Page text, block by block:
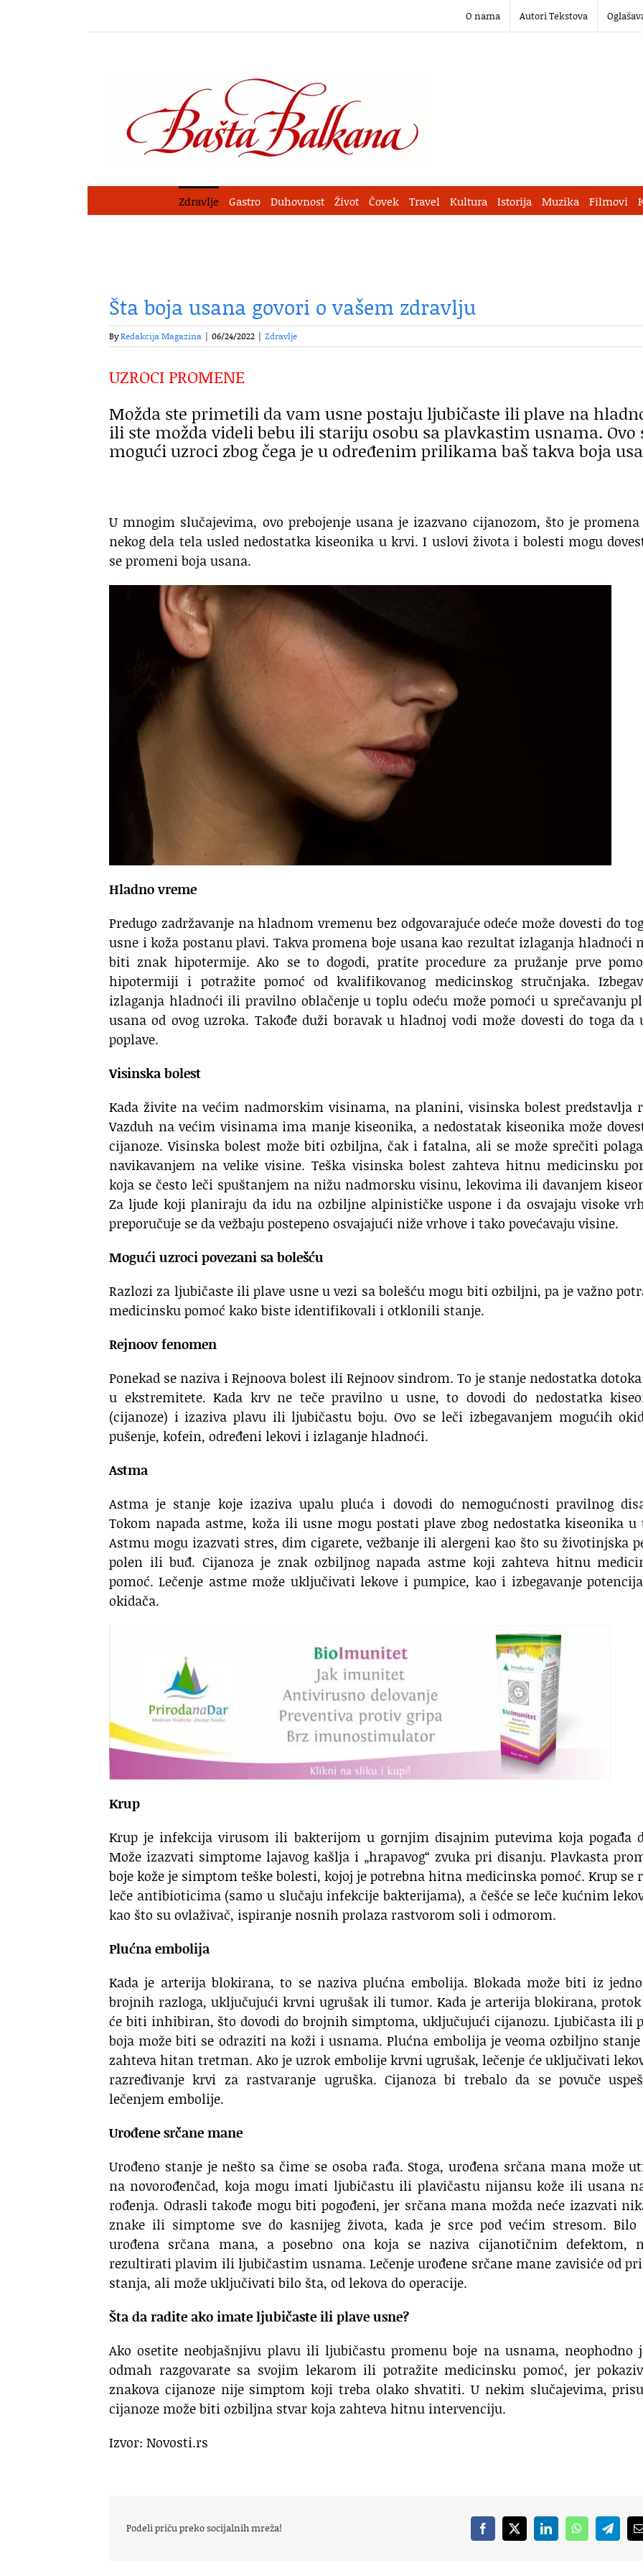
O nama Autori Tekstova
Zdravlje Gastro Duhovnost Život Čovek Travel Kultura Istorija Muzika Filmovi
Šta boja usana govori o vašem zdravlju
ByRedakcija Magazina | 06/24/2022 | Zdravlje
UZROCI PROMENE
Možda ste primetili da vam usne postaju ljubičaste ili plave na
ili ste možda videli bebu ili stariju osobu sa plavkastim usnama. Ovo
mogući uzroci zbog čega je u određenim prilikama baš takva boja
U mnogim slučajevima, ovo prebojenje usana je izazvano cijanozom, što je promena
nekog dela tela usled nedostatka kiseonika u krvi. I uslovi života i bolesti mogu
se promeni boja usana.
Hladno vreme
Predugo zadržavanje na hladnom vremenu bez odgovarajuće odeće može dovesti do
usne i koža postanu plavi. Takva promena boje usana kao rezultat izlaganja hladnoći
biti znak hipotermije. Ako se to dogodi, pratite procedure za pružanje prve
hipotermiji i potražite pomoć od kvalifikovanog medicinskog stručnjaka.
izlaganja hladnoći ili pravilno oblačenje u toplu odeću može pomoći u sprečavanju
usana od ovog uzroka. Takođe duži boravak u hladnoj vodi može dovesti do toga da
poplave.
Visinska bolest
Kada živite na većim nadmorskim visinama, na planini, visinska bolest predstavlja
Vazduh na većim visinama ima manje kiseonika, a nedostatak kiseonika može
cijanoze. Visinska bolest može biti ozbiljna, čak i fatalna, ali se može sprečiti
navikavanjem na velike visine. Teška visinska bolest zahteva hitnu medicinsku
koja se često leči spuštanjem na nižu nadmorsku visinu, lekovima ili davanjem
Za ljude koji planiraju da idu na ozbiljne alpinističke uspone i da osvajaju visoke
preporučuje se da vežbaju postepeno osvajajući niže vrhove i tako povećavaju visine.
Mogući uzroci povezani sa bolešću
Razlozi za ljubičaste ili plave usne u vezi sa bolešću mogu biti ozbiljni, pa je važno
medicinsku pomoć kako biste identifikovali i otklonili stanje.
Rejnoov fenomen
Ponekad se naziva i Rejnoova bolest ili Rejnoov sindrom. To je stanje nedostatka
u ekstremitete. Kada krv ne teče pravilno u usne, to dovodi do nedostatka
(cijanoze) i izaziva plavu ili ljubičastu boju. Ovo se leči izbegavanjem mogućih
pušenje, kofein, određeni lekovi i izlaganje hladnoći.
Astma
Astma je stanje koje izaziva upalu pluća i dovodi do nemogućnosti pravilnog
Tokom napada astme, koža ili usne mogu postati plave zbog nedostatka kiseonika u
Astmu mogu izazvati stres, dim cigarete, vežbanje ili alergeni kao što su životinjska
polen ili buđ. Cijanoza je znak ozbiljnog napada astme koji zahteva hitnu
pomoć. Lečenje astme može uključivati lekove i pumpice, kao i izbegavanje
okidača.
Krup
Krup je infekcija virusom ili bakterijom u gornjim disajnim putevima koja pogađa
Može izazvati simptome lajavog kašlja i „hrapavog“ zvuka pri disanju. Plavkasta
boje kože je simptom teške bolesti, kojoj je potrebna hitna medicinska pomoć. Krup se
leče antibioticima (samo u slučaju infekcije bakterijama), a češće se leče kućnim
kao što su ovlaživač, ispiranje nosnih prolaza rastvorom soli i odmorom.
Plućna embolija
Kada je arterija blokirana, to se naziva plućna embolija. Blokada može biti iz
brojnih razloga, uključujući krvni ugrušak ili tumor. Kada je arterija blokirana,
će biti inhibiran, što dovodi do brojnih simptoma, uključujući cijanozu. Ljubičasta ili
boja može biti se odraziti na koži i usnama. Plućna embolija je veoma ozbiljno stanje
zahteva hitan tretman. Ako je uzrok embolije krvni ugrušak, lečenje će uključivati
razređivanje krvi za rastvaranje ugruška. Cijanoza bi trebalo da se povuče
lečenjem embolije.
Urođene srčane mane
Urođeno stanje je nešto sa čime se osoba rađa. Stoga, urođena srčana mana može
na novorođenčad, koja mogu imati ljubičastu ili plavičastu nijansu kože ili usana
rođenja. Odrasli takođe mogu biti pogođeni, jer srčana mana možda neće izazvati
znake ili simptome sve do kasnijeg života, kada je srce pod većim stresom. Bilo
urođena srčana mana, a posebno ona koja se naziva cijanotičnim defektom,
rezultirati plavim ili ljubičastim usnama. Lečenje urođene srčane mane zavisiće od
stanja, ali može uključivati bilo šta, od lekova do operacije.
Šta da radite ako imate ljubičaste ili plave usne?
Ako osetite neobjašnjivu plavu ili ljubičastu promenu boje na usnama, neophodno
odmah razgovarate sa svojim lekarom ili potražite medicinsku pomoć, jer
znakova cijanoze nije simptom koji treba olako shvatiti. U nekim slučajevima,
cijanoze može biti ozbiljna stvar koja zahteva hitnu intervenciju.
Izvor: Novosti.rs
Podeli priču preko socijalnih mreža! Facebook
X LinkedInWhatsApp